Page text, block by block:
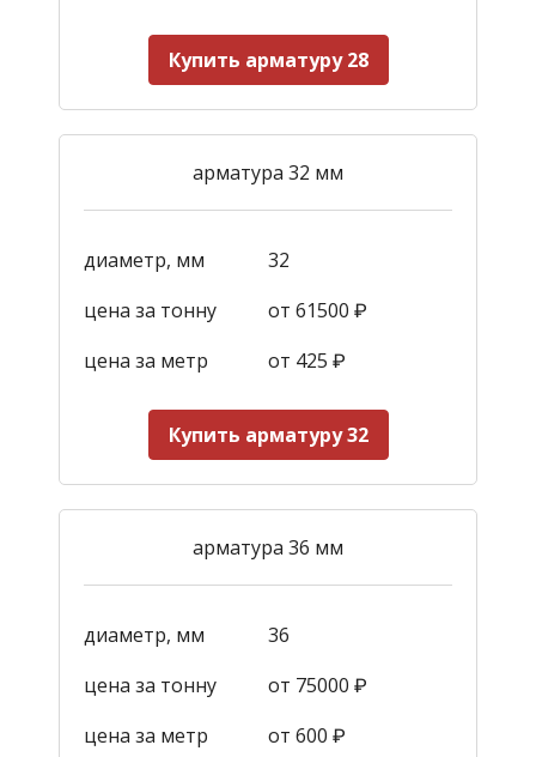
Купить арматуру 28
арматура 32 мм
диаметр, мм
32
цена за тонну
от 61500 ₽
цена за метр
от 425 ₽
Купить арматуру 32
арматура 36 мм
диаметр, мм
36
цена за тонну
от 75000 ₽
цена за метр
от 600 ₽